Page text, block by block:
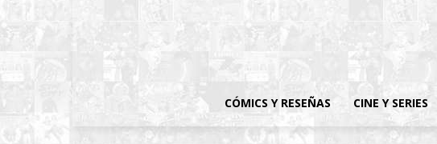
CÓMICS Y RESEÑAS CINE Y SERIES